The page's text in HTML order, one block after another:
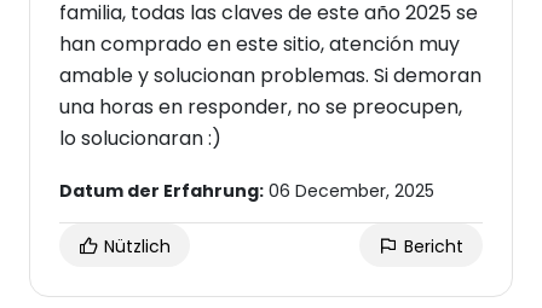
familia, todas las claves de este año 2025 se
han comprado en este sitio, atención muy
amable y solucionan problemas. Si demoran
una horas en responder, no se preocupen,
lo solucionaran :)
Datum der Erfahrung: 06 December, 2025
Nützlich Bericht